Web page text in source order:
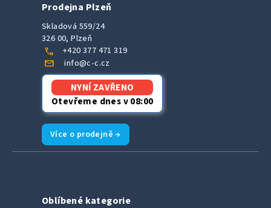
Prodejna Plzeň
Skladová 559/24
326 00, Plzeň
call +420 377 471 319
mail info@c-c.cz
NYNÍ ZAVŘENO
Otevřeme dnes v 08:00
Více o prodejně →
Oblíbené kategorie